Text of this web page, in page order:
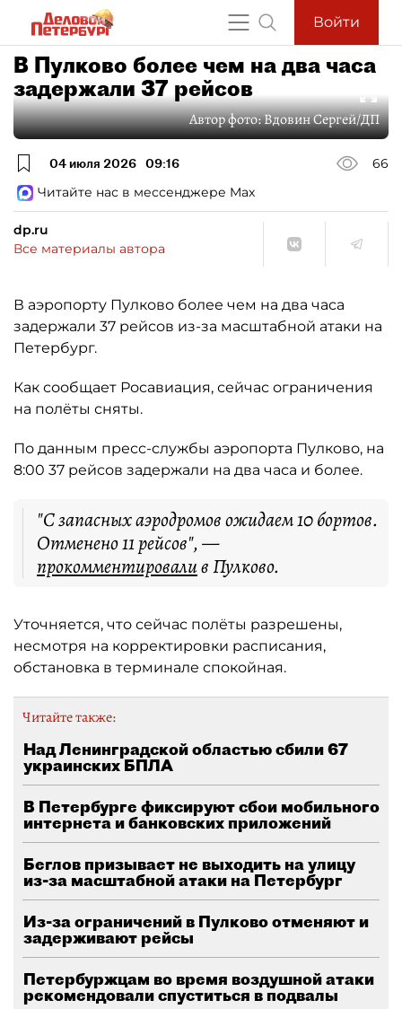
Войти
В Пулково более чем на два часа
задержали 37 рейсов
Автор фото:Вдовин Сергей/ДП
04 июля 2026 09:16
66
Читайте нас в мессенджере Max
dp.ru
Все материалы автора
В аэропорту Пулково более чем на два часа
задержали 37 рейсов из-за масштабной атаки на
Петербург.
Как сообщает Росавиация, сейчас ограничения
на полёты сняты.
По данным пресс-службы аэропорта Пулково, на
8:00 37 рейсов задержали на два часа и более.
"С запасных аэродромов ожидаем 10 бортов.
Отменено 11 рейсов", —
прокомментировалив Пулково.
Уточняется, что сейчас полёты разрешены,
несмотря на корректировки расписания,
обстановка в терминале спокойная.
Читайте также:
Над Ленинградской областью сбили 67
украинских БПЛА
В Петербурге фиксируют сбои мобильного
интернета и банковских приложений
Беглов призывает не выходить на улицу
из-за масштабной атаки на Петербург
Из-за ограничений в Пулково отменяют и
задерживают рейсы
Петербуржцам во время воздушной атаки
рекомендовали спуститься в подвалы